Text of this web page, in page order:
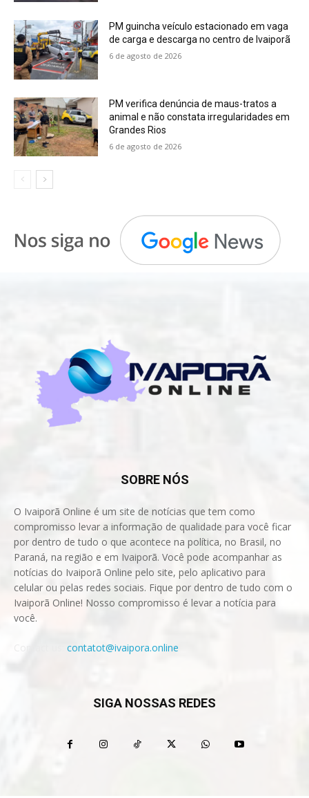
PM guincha veículo estacionado em vaga
de carga e descarga no centro de Ivaiporã
6 de agosto de 2026
PM verifica denúncia de maus-tratos a
animal e não constata irregularidades em
Grandes Rios
6 de agosto de 2026
SOBRE NÓS
O Ivaiporã Online é um site de notícias que tem como
compromisso levar a informação de qualidade para você ficar
por dentro de tudo o que acontece na política, no Brasil, no
Paraná, na região e em Ivaiporã. Você pode acompanhar as
notícias do Ivaiporã Online pelo site, pelo aplicativo para
celular ou pelas redes sociais. Fique por dentro de tudo com o
Ivaiporã Online! Nosso compromisso é levar a notícia para
você.
contatot@ivaipora.online
SIGA NOSSAS REDES